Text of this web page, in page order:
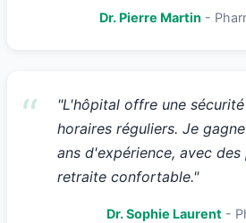
Dr. Pierre Martin -
"L'hôpital offre une
horaires réguliers. Je
ans d'expérience, avec
retraite confortable."
Dr. Sophie Laurent -